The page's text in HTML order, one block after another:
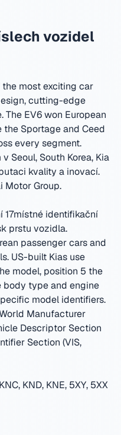
vozidel
the most exciting car
cutting-edge
The EV6 won European
the Sportage and Ceed
every segment.
Seoul, South Korea, Kia
kvality a inovací.
Motor Group.
17místné identifikační
prstu vozidla.
passenger cars and
US-built Kias use
model, position 5 the
body type and engine
model identifiers.
Manufacturer
Descriptor Section
Section (VIS,
KND, KNE, 5XY, 5XX